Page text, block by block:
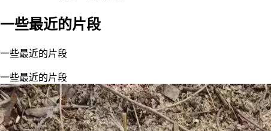
一些最近的片段
一些最近的片段
一些最近的片段